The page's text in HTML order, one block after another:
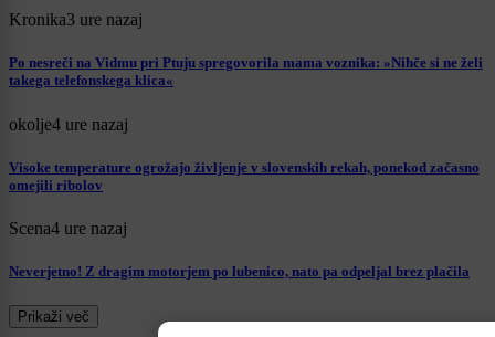
Kronika3 ure nazaj
Po nesreči na Vidmu pri Ptuju spregovorila mama voznika: »Nihče si ne želi
takega telefonskega klica«
okolje4 ure nazaj
Visoke temperature ogrožajo življenje v slovenskih rekah, ponekod začasno
omejili ribolov
Scena4 ure nazaj
Neverjetno! Z dragim motorjem po lubenico, nato pa odpeljal brez plačila
Prikaži več